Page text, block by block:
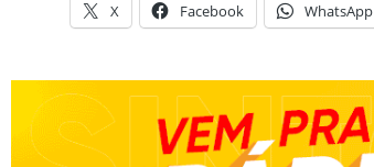
X Facebook WhatsApp